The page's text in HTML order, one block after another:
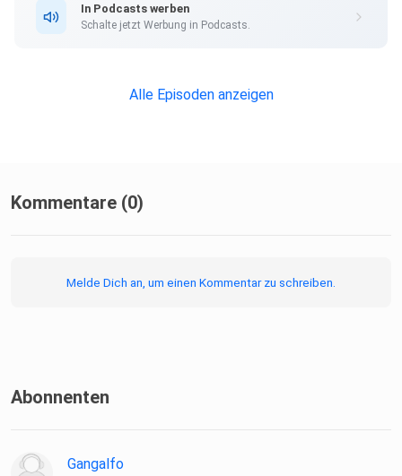
In Podcasts werben
Schalte jetzt Werbung in Podcasts.
Alle Episoden anzeigen
Kommentare (0)
Melde Dich an, um einen Kommentar zu schreiben.
Abonnenten
Gangalfo